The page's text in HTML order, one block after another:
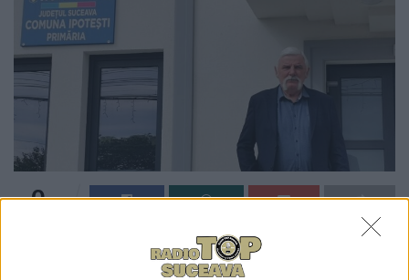
0
Joi, 25 mai, de Înălțarea Domnului și de Ziua Eroilor,
la Ipotești administrația locală va oferi fasole cu